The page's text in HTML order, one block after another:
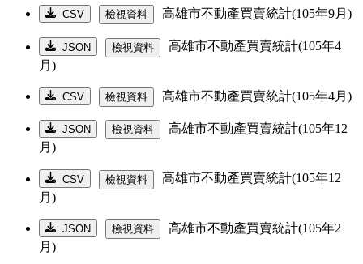
CSV 檢視資料 高雄市不動產買賣統計(105年9月)
JSON 檢視資料
高雄市不動產買賣統計(105年4
月)
CSV 檢視資料 高雄市不動產買賣統計(105年4月)
JSON 檢視資料
高雄市不動產買賣統計(105年12
月)
CSV 檢視資料
高雄市不動產買賣統計(105年12
月)
JSON 檢視資料
高雄市不動產買賣統計(105年2
月)